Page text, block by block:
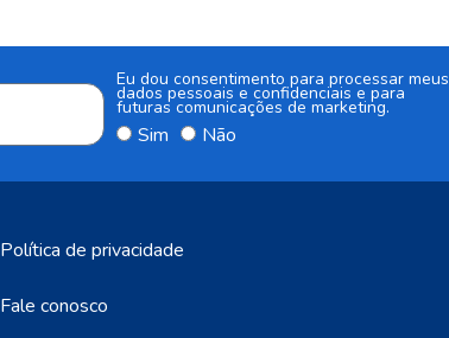
Eu dou consentimento para processar meus
dados pessoais e confidenciais e para
futuras comunicações de marketing.
Sim Não
Política de privacidade
Fale conosco